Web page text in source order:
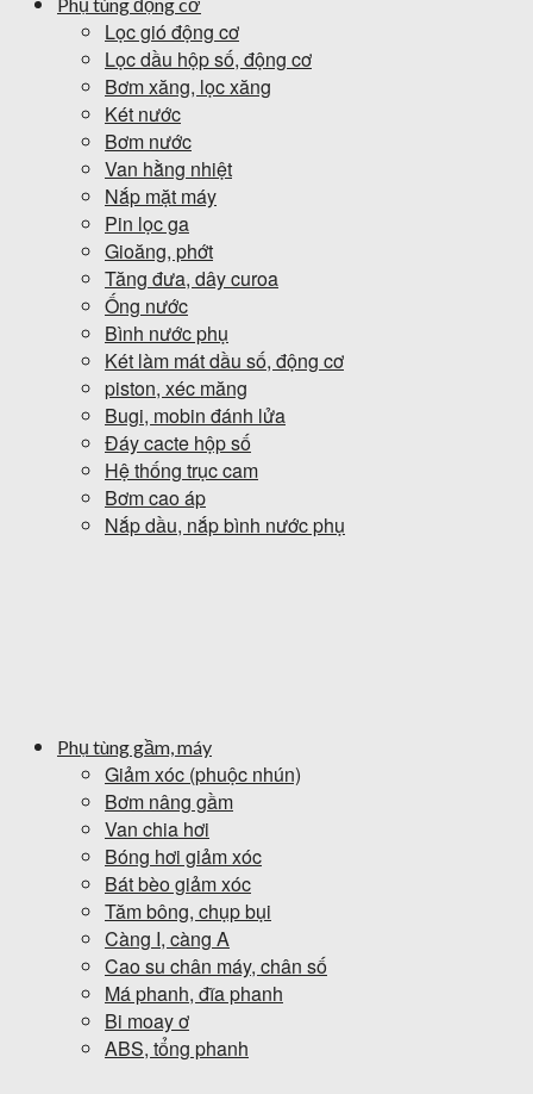
Lọc gió động cơ
Lọc dầu hộp số, động cơ
Bơm xăng, lọc xăng
Két nước
Bơm nước
Van hằng nhiệt
Nắp mặt máy
Pin lọc ga
Gioăng, phớt
Tăng đưa, dây curoa
Ống nước
Bình nước phụ
Két làm mát dầu số, động cơ
piston, xéc măng
Bugi, mobin đánh lửa
Đáy cacte hộp số
Hệ thống trục cam
Bơm cao áp
Nắp dầu, nắp bình nước phụ
Phụ tùng gầm, máy
Giảm xóc (phuộc nhún)
Bơm nâng gầm
Van chia hơi
Bóng hơi giảm xóc
Bát bèo giảm xóc
Tăm bông, chụp bụi
Càng I, càng A
Cao su chân máy, chân số
Má phanh, đĩa phanh
Bi moay ơ
ABS, tổng phanh